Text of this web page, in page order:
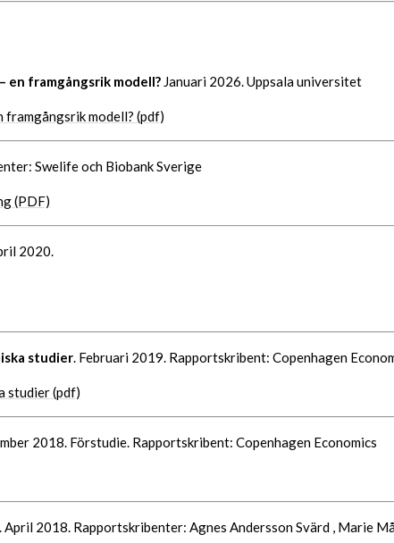
en framgångsrik modell? Januari 2026. Uppsala universitet
framgångsrik modell? (pdf)
Swelife och Biobank Sverige
(PDF)
2020.
studier. Februari 2019. Rapportskribent: Copenhagen
studier (pdf)
2018. Förstudie. Rapportskribent: Copenhagen Economics
. April 2018. Rapportskribenter: Agnes Andersson Svärd , Marie